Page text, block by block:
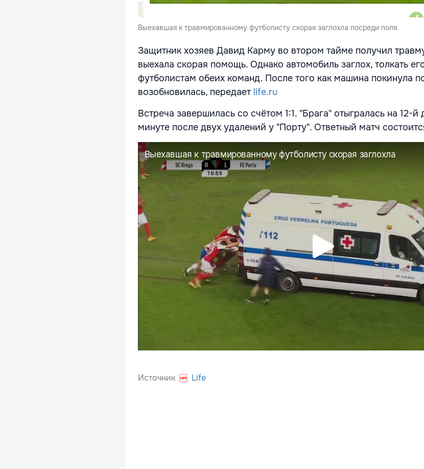
Выехавшая к травмированному футболисту скорая заглохла посреди поля.
Защитник хозяев Давид Карму во втором тайме получил
выехала скорая помощь. Однако автомобиль заглох, толкать
футболистам обеих команд. После того как машина покинула
возобновилась, передает life.ru
Встреча завершилась со счётом 1:1. "Брага" отыгралась на 12-й
минуте после двух удалений у "Порту". Ответный матч
Источник Life